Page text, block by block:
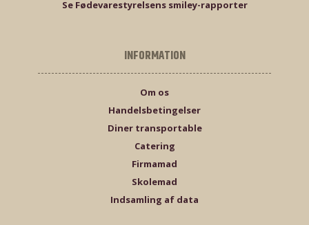
Se Fødevarestyrelsens smiley-rapporter
INFORMATION
Om os
Handelsbetingelser
Diner transportable
Catering
Firmamad
Skolemad
Indsamling af data